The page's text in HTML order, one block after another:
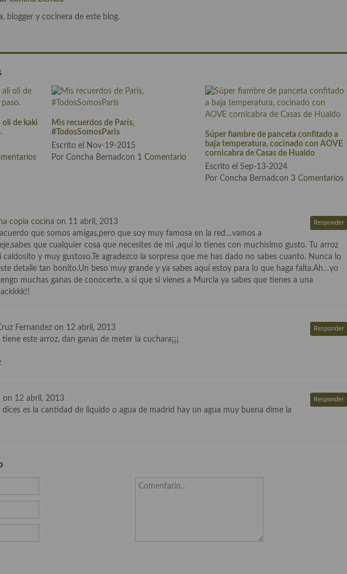
blogger y cocinera de este blog.
oli de kaki
Mis recuerdos de París,
#TodosSomosParis
Escrito el Nov-19-2015
Por Concha Bernadcon 1 Comentario
Súper fiambre de panceta confitado a
baja temperatura, cocinado con AOVE
cornicabra de Casas de Hualdo
Escrito el Sep-13-2024
Por Concha Bernadcon3 Comentarios
copia cocina on 11 abril, 2013 Responder
que somos amigas,pero que soy muy famosa en la red…vamos a
que cualquier cosa que necesites de mi ,aquí lo tienes con muchisimo gusto. Tu arroz
caldosito y muy gustoso.Te agradezco la sorpresa que me has dado no sabes cuanto. Nunca lo
detalle tan bonito.Un beso muy grande y ya sabes aquí estoy para lo que haga falta.Ah…yo
muchas ganas de conocerte, a si que si vienes a Murcia ya sabes que tienes a una
Fernandez on 12 abril, 2013 Responder
este arroz, dan ganas de meter la cuchara¡¡¡
on 12 abril, 2013 Responder
dices es la cantidad de liquido o agua de madrid hay un agua muy buena dime la
Comentario...